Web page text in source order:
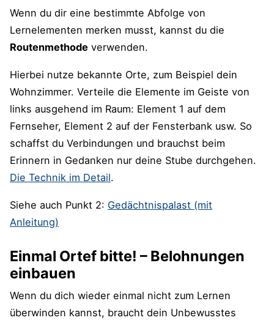
Wenn du dir eine bestimmte Abfolge von
Lernelementen merken musst, kannst du die
Routenmethode verwenden.
Hierbei nutze bekannte Orte, zum Beispiel dein
Wohnzimmer. Verteile die Elemente im Geiste von
links ausgehend im Raum: Element 1 auf dem
Fernseher, Element 2 auf der Fensterbank usw. So
schaffst du Verbindungen und brauchst beim
Erinnern in Gedanken nur deine Stube durchgehen.
Die Technik im Detail.
Siehe auch Punkt 2: Gedächtnispalast (mit
Anleitung)
Einmal Ortef bitte! – Belohnungen
einbauen
Wenn du dich wieder einmal nicht zum Lernen
überwinden kannst, braucht dein Unbewusstes